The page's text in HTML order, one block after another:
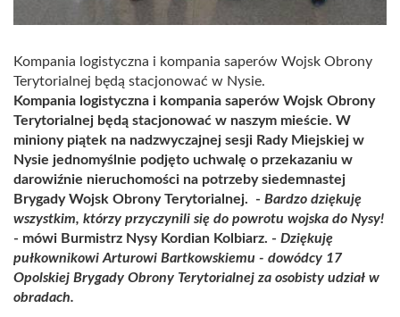
Kompania logistyczna i kompania saperów Wojsk Obrony
Terytorialnej będą stacjonować w Nysie.
Kompania logistyczna i kompania saperów Wojsk Obrony
Terytorialnej będą stacjonować w naszym mieście. W
miniony piątek na nadzwyczajnej sesji Rady Miejskiej w
Nysie jednomyślnie podjęto uchwalę o przekazaniu w
darowiźnie nieruchomości na potrzeby siedemnastej
Brygady Wojsk Obrony Terytorialnej. - Bardzo dziękuję
wszystkim, którzy przyczynili się do powrotu wojska do Nysy!
- mówi Burmistrz Nysy Kordian Kolbiarz. - Dziękuję
pułkownikowi Arturowi Bartkowskiemu - dowódcy 17
Opolskiej Brygady Obrony Terytorialnej za osobisty udział w
obradach.